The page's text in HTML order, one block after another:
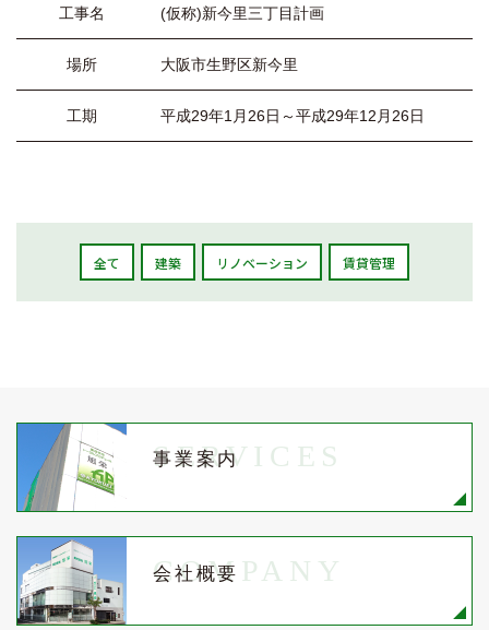
工事名 (仮称)新今里三丁目計画
場所 大阪市生野区新今里
工期 平成29年1月26日～平成29年12月26日
全て 建築 リノベーション 賃貸管理
事業案内
SERVICES
会社概要
COMPANY